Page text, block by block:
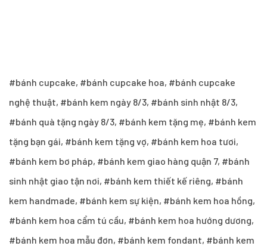
#bánh cupcake, #bánh cupcake hoa, #bánh cupcake
nghệ thuật, #bánh kem ngày 8/3, #bánh sinh nhật 8/3,
#bánh quà tặng ngày 8/3, #bánh kem tặng mẹ, #bánh kem
tặng bạn gái, #bánh kem tặng vợ, #bánh kem hoa tươi,
#bánh kem bơ pháp, #bánh kem giao hàng quận 7, #bánh
sinh nhật giao tận nơi, #bánh kem thiết kế riêng, #bánh
kem handmade, #bánh kem sự kiện, #bánh kem hoa hồng,
#bánh kem hoa cẩm tú cầu, #bánh kem hoa hướng dương,
#bánh kem hoa mẫu đơn, #bánh kem fondant, #bánh kem